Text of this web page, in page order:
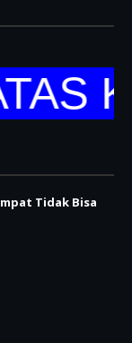
Tidak Bisa